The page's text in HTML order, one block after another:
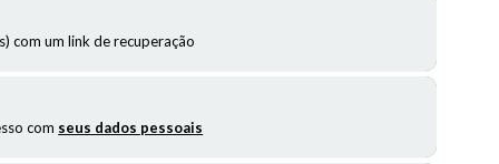
com um link de recuperação
com seus dados pessoais